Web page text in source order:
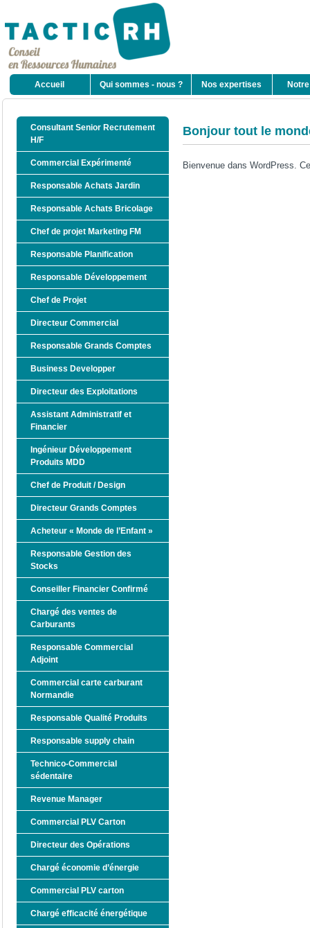
Consultant Senior Recrutement
H/F
Commercial Expérimenté
Responsable Achats Jardin
Responsable Achats Bricolage
Chef de projet Marketing FM
Responsable Planification
Responsable Développement
Chef de Projet
Directeur Commercial
Responsable Grands Comptes
Business Developper
Directeur des Exploitations
Assistant Administratif et
Financier
Ingénieur Développement
Produits MDD
Chef de Produit / Design
Directeur Grands Comptes
Acheteur « Monde de l’Enfant »
Responsable Gestion des
Stocks
Conseiller Financier Confirmé
Chargé des ventes de
Carburants
Responsable Commercial
Adjoint
Commercial carte carburant
Normandie
Responsable Qualité Produits
Responsable supply chain
Technico-Commercial
sédentaire
Revenue Manager
Commercial PLV Carton
Directeur des Opérations
Chargé économie d’énergie
Commercial PLV carton
Chargé efficacité énergétique
Bonjour tout le
Bienvenue dans WordPress.
Accueil Qui sommes - nous ? Nos expertises